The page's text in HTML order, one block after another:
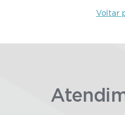
Voltar